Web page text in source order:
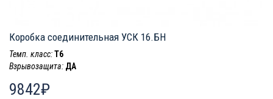
Коробка соединительная УСК 16.БН
Темп. класс:T6
Взрывозащита: ДА
9842₽